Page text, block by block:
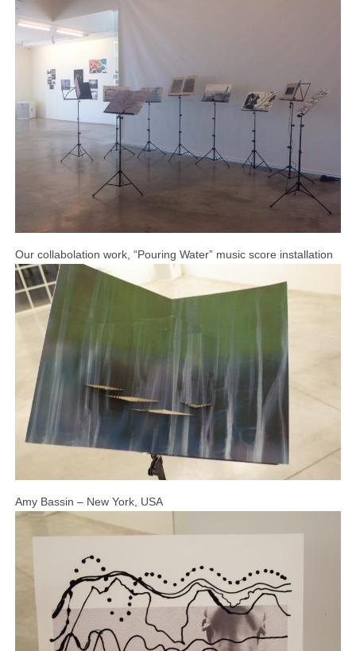
Our collabolation work, “Pouring Water” music score installation
Amy Bassin – New York, USA